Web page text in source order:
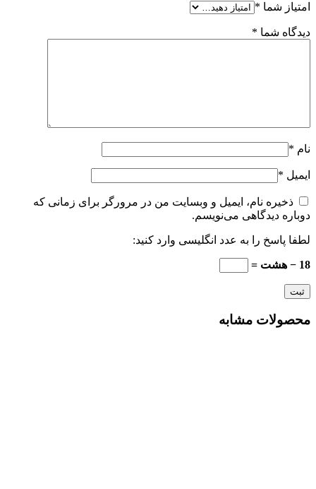
امتیاز شما *
دیدگاه شما *
نام *
ایمیل *
ذخیره نام، ایمیل و وبسایت من در مرورگر برای زمانی که
دوباره دیدگاهی می‌نویسم.
لطفا پاسخ را به عدد انگلیسی وارد کنید:
18 − هشت =
محصولات مشابه